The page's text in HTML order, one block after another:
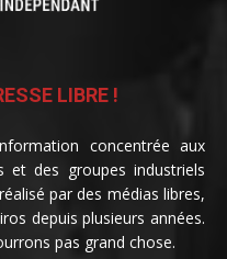
LIBRE !
concentrée aux
et des groupes industriels
par des médias libres,
depuis plusieurs années.
pas grand chose.